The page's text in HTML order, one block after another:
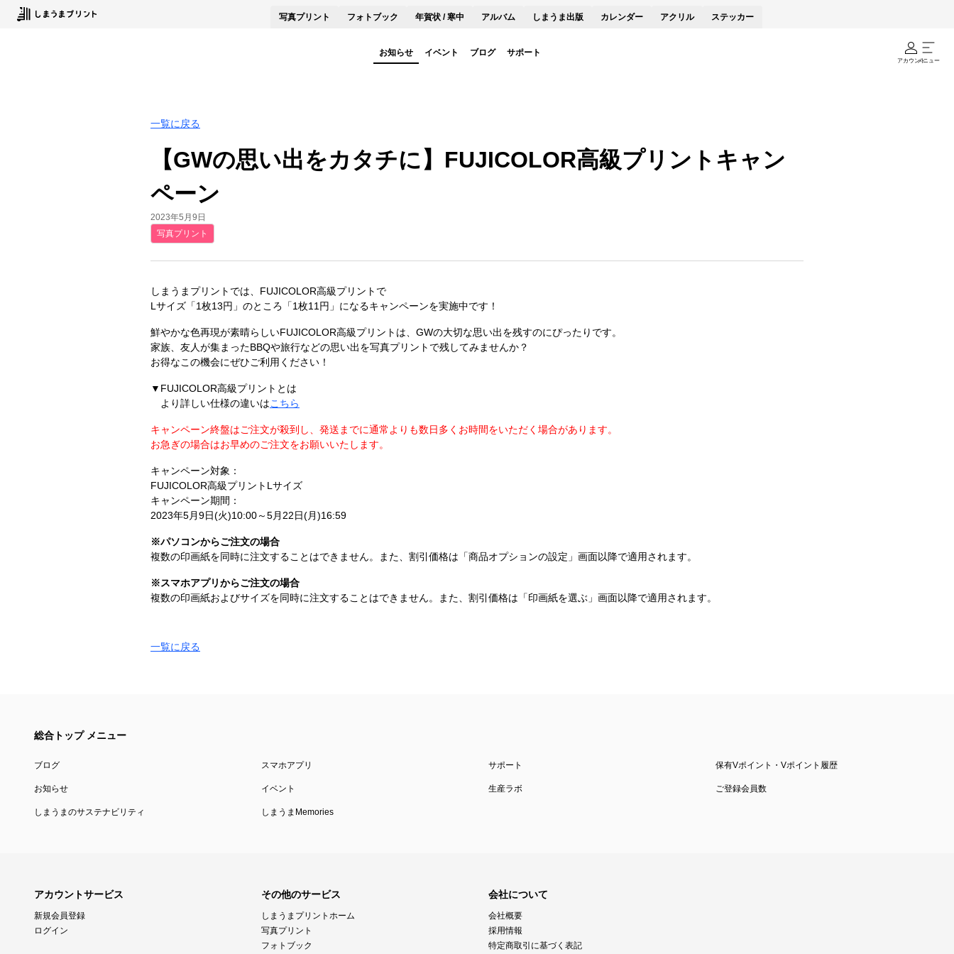
写真プリント フォトブック 年賀状 / 寒中 アルバム しまうま出版 カレンダー アクリル ステッカー
お知らせ イベント ブログ サポート
アカウントメニュー
一覧に戻る
【GWの思い出をカタチに】FUJICOLOR高級プリントキャン
ペーン
2023年5月9日
写真プリント
しまうまプリントでは、FUJICOLOR高級プリントで
Lサイズ「1枚13円」のところ「1枚11円」になるキャンペーンを実施中です！
鮮やかな色再現が素晴らしいFUJICOLOR高級プリントは、GWの大切な思い出を残すのにぴったりです。
家族、友人が集まったBBQや旅行などの思い出を写真プリントで残してみませんか？
お得なこの機会にぜひご利用ください！
▼FUJICOLOR高級プリントとは
より詳しい仕様の違いはこちら
キャンペーン終盤はご注文が殺到し、発送までに通常よりも数日多くお時間をいただく場合があります。
お急ぎの場合はお早めのご注文をお願いいたします。
キャンペーン対象：
FUJICOLOR高級プリントLサイズ
キャンペーン期間：
2023年5月9日(火)10:00～5月22日(月)16:59
※パソコンからご注文の場合
複数の印画紙を同時に注文することはできません。また、割引価格は「商品オプションの設定」画面以降で適用されます。
※スマホアプリからご注文の場合
複数の印画紙およびサイズを同時に注文することはできません。また、割引価格は「印画紙を選ぶ」画面以降で適用されます。
一覧に戻る
総合トップ メニュー
ブログ スマホアプリ サポート 保有Vポイント・Vポイント履歴
お知らせ イベント 生産ラボ ご登録会員数
しまうまのサステナビリティ しまうまMemories
アカウントサービス
新規会員登録
ログイン
その他のサービス
しまうまプリントホーム
写真プリント
フォトブック
会社について
会社概要
採用情報
特定商取引に基づく表記